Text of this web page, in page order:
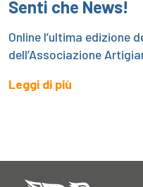
Senti che News!
Online l’ultima edizione
dell’Associazione
Leggi di più